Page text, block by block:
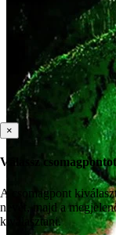
×
Válassz csomagpontot
A csomagpont
nevét, majd a
kiválasztani.